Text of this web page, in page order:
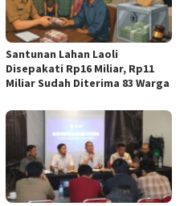
Santunan Lahan Laoli
Disepakati Rp16 Miliar, Rp11
Miliar Sudah Diterima 83 Warga